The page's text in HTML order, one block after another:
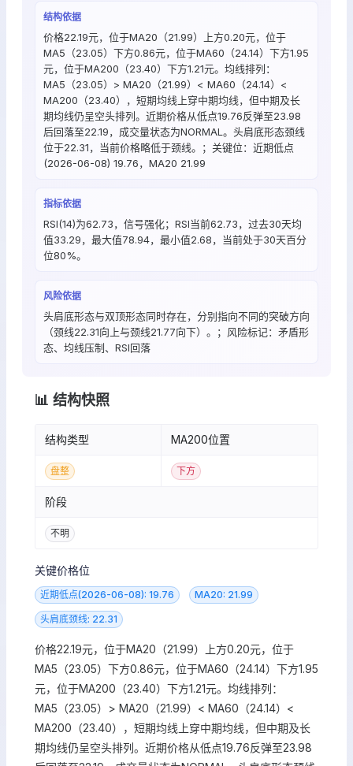
结构依据
价格22.19元，位于MA20（21.99）上方0.20元，位于
MA5（23.05）下方0.86元，位于MA60（24.14）下方1.95
元，位于MA200（23.40）下方1.21元。均线排列：
MA5（23.05）> MA20（21.99）< MA60（24.14）<
MA200（23.40），短期均线上穿中期均线，但中期及长
期均线仍呈空头排列。近期价格从低点19.76反弹至23.98
后回落至22.19，成交量状态为NORMAL。头肩底形态颈线
位于22.31，当前价格略低于颈线。；关键位：近期低点
(2026-06-08) 19.76，MA20 21.99
指标依据
RSI(14)为62.73，信号强化；RSI当前62.73，过去30天均
值33.29，最大值78.94，最小值2.68，当前处于30天百分
位80%。
风险依据
头肩底形态与双顶形态同时存在，分别指向不同的突破方向
（颈线22.31向上与颈线21.77向下）。；风险标记：矛盾形
态、均线压制、RSI回落
📊 结构快照
结构类型 MA200位置
盘整 下方
阶段
不明
关键价格位
近期低点(2026-06-08): 19.76 MA20: 21.99
头肩底颈线: 22.31
价格22.19元，位于MA20（21.99）上方0.20元，位于
MA5（23.05）下方0.86元，位于MA60（24.14）下方1.95
元，位于MA200（23.40）下方1.21元。均线排列：
MA5（23.05）> MA20（21.99）< MA60（24.14）<
MA200（23.40），短期均线上穿中期均线，但中期及长
期均线仍呈空头排列。近期价格从低点19.76反弹至23.98